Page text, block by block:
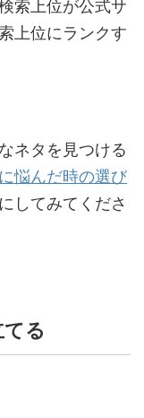
索上位が公式サ
上位にランクす
ネタを見つける
悩んだ時の選び
してみてくださ
る